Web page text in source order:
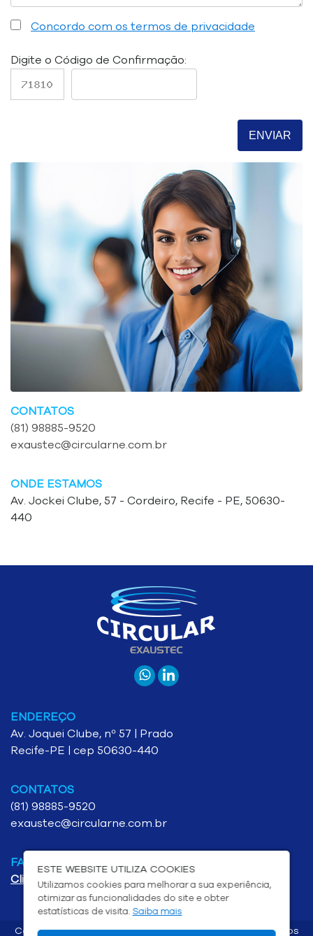
Concordo com os termos de privacidade
Digite o Código de Confirmação:
CONTATOS
(81) 98885-9520
exaustec@circularne.com.br
ONDE ESTAMOS
Av. Jockei Clube, 57 - Cordeiro, Recife - PE, 50630-
440
ENDEREÇO
Av. Joquei Clube, nº 57 | Prado
Recife-PE | cep 50630-440
CONTATOS
(81) 98885-9520
exaustec@circularne.com.br
FALE CONOSCO
Clique aqui
e entre em contato com a gente
Copyright © 2026 CIRCULAR EXAUSTEC | Todos os direitos
ESTE WEBSITE UTILIZA COOKIES
Utilizamos cookies para melhorar a sua experiência,
otimizar as funcionalidades do site e obter
estatísticas de visita. Saiba mais